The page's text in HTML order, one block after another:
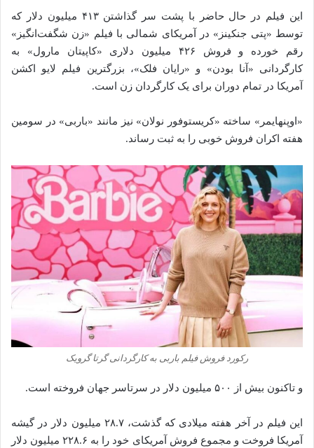
این فیلم در حال حاضر با پشت سر گذاشتن ۴۱۳ میلیون دلار که
توسط «پتی جنکینز» در آمریکای شمالی با فیلم «زن شگفت‌انگیز»
رقم خورده و فروش ۴۲۶ میلیون دلاری «کاپیتان مارول» به
کارگردانی «آنا بودن» و «رایان فلک»، بزرگترین فیلم لایو اکشن
آمریکا در تمام دوران برای یک کارگردان زن است.
«اوپنهایمر» ساخته‌‌‌‌‌ «کریستوفور نولان» نیز مانند «باربی» در سومین
هفته اکران فروش خوبی را به ثبت رساند.
رکورد فروش فیلم باربی به کارگردانی گرتا گرویک
و تاکنون بیش از ۵۰۰ میلیون دلار در سرتاسر جهان فروخته‌‌‌‌‌ است.
این فیلم در آخر هفته‌ میلادی که گذشت، ۲۸.۷ میلیون دلار در گیشه
آمریکا فروخت و مجموع فروش آمریکای خود را به ۲۲۸.۶ میلیون دلار